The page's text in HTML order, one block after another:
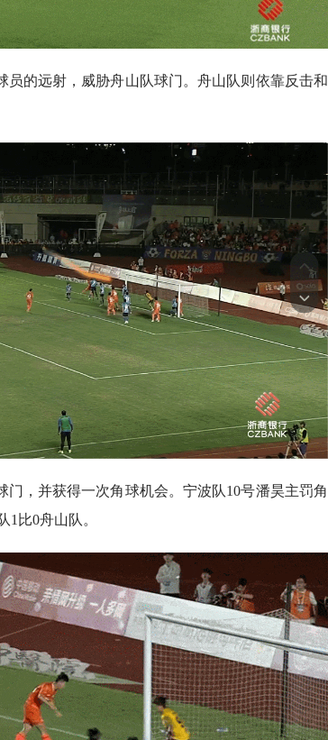
员的远射，威胁舟山队球门。舟山队则依靠反击和
门，并获得一次角球机会。宁波队10号潘昊主罚角
比0舟山队。